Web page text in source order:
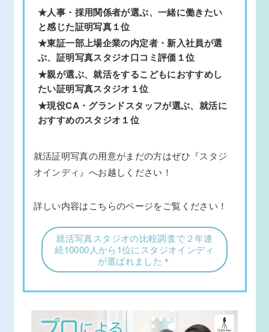
★人事・採用関係者が選ぶ、一緒に働きたい
と感じた証明写真１位
★東証一部上場企業の内定者・新入社員が選
ぶ、証明写真スタジオ口コミ評価１位
★親が選ぶ、就活をするこどもにおすすめし
たい証明写真スタジオ１位
★現役CA・グランドスタッフが選ぶ、就活に
おすすめのスタジオ１位
就活証明写真の用意がまだの方はぜひ 『スタジ
オインディ』 へお越しください！
詳しい内容はこちらのページをご覧ください！
就活写真スタジオの比較調査で２年連
続10000人から1位にスタジオインディ
が選ばれました＊